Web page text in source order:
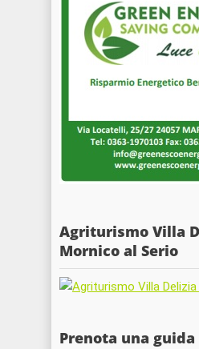
Agriturismo Villa
Mornico al Serio
Prenota una guida